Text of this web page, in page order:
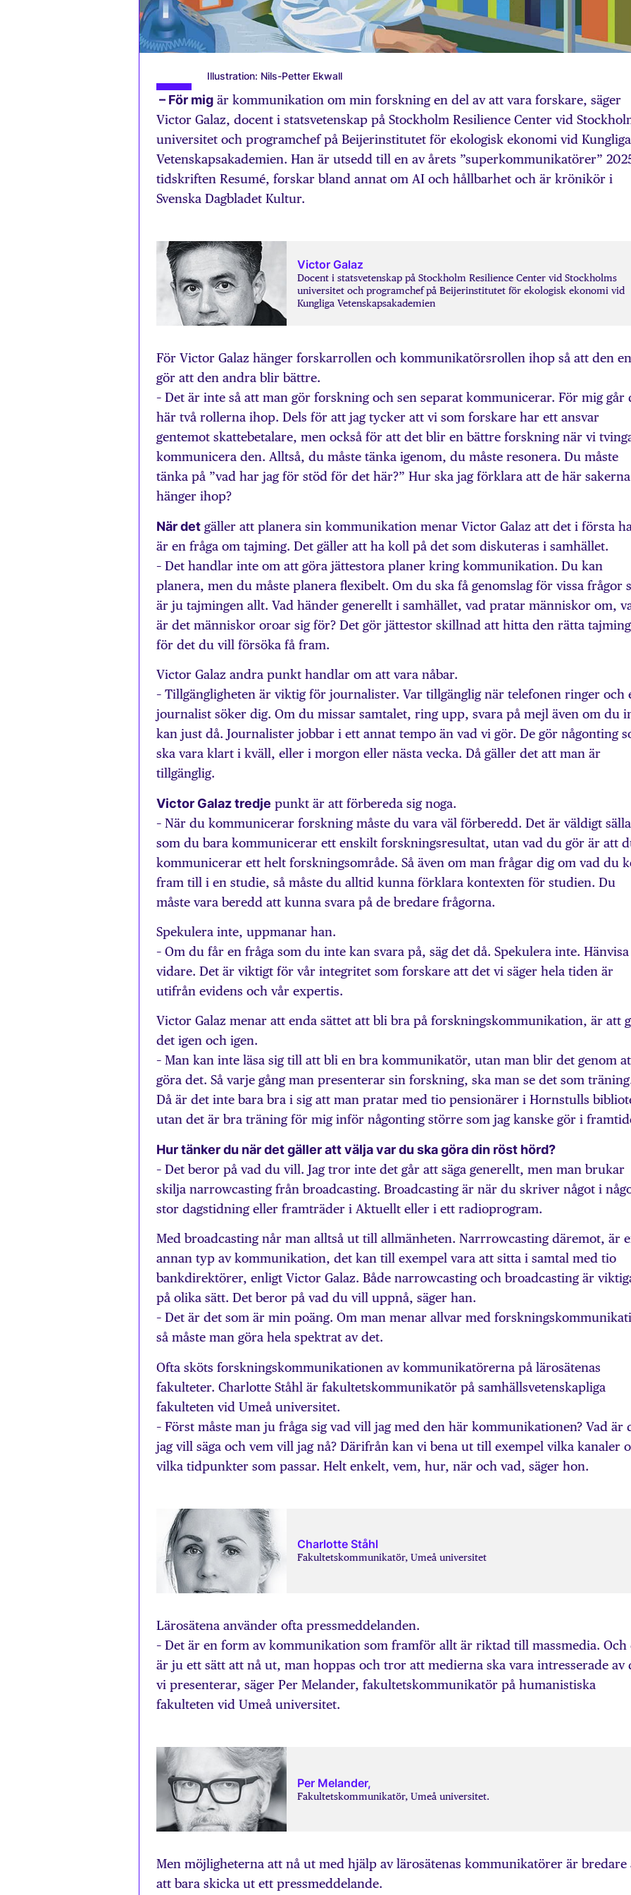
Illustration: Nils-Petter Ekwall
– För mig är kommunikation om min forskning en del av att vara forskare, säger
Victor Galaz, docent i statsvetenskap på Stockholm Resilience Center vid
universitet och programchef på Beijer­institutet för ekologisk ekonomi vid Kungliga
Vetenskapsakademien. Han är utsedd till en av årets ”superkommunikatörer”
tidskriften Resumé, forskar bland annat om AI och hållbarhet och är krönikör i
Svenska Dagbladet Kultur.
Victor Galaz
Docent i statsvetenskap på Stockholm Resilience Center vid Stockholms
universitet och programchef på Beijer­institutet för ekologisk ekonomi vid
Kungliga Vetenskapsakademien
För Victor Galaz hänger forskarrollen och kommunikatörsrollen ihop så att den
gör att den andra blir bättre.
– Det är inte så att man gör forskning och sen separat kommunicerar. För mig går
här två rollerna ihop. Dels för att jag tycker att vi som forskare har ett ansvar
gentemot skattebetalare, men också för att det blir en bättre forskning när vi
kommunicera den. Alltså, du måste tänka igenom, du måste resonera. Du måste
tänka på ”vad har jag för stöd för det här?” Hur ska jag förklara att de här sakerna
hänger ihop?
När det gäller att planera sin kommunikation menar Victor Galaz att det i första
är en fråga om tajming. Det gäller att ha koll på det som diskuteras i samhället.
– Det handlar inte om att göra jättestora planer kring kommunikation. Du kan
planera, men du måste planera flexibelt. Om du ska få genomslag för vissa frågor
är ju tajmingen allt. Vad händer generellt i samhället, vad pratar människor om,
är det människor oroar sig för? Det gör jättestor skillnad att hitta den rätta
för det du vill försöka få fram.
Victor Galaz andra punkt handlar om att vara nåbar.
– Tillgängligheten är viktig för journalister. Var tillgänglig när telefonen ringer och
journalist söker dig. Om du missar samtalet, ring upp, svara på mejl även om du
kan just då. Journalister jobbar i ett annat tempo än vad vi gör. De gör någonting
ska vara klart i kväll, eller i morgon eller nästa vecka. Då gäller det att man är
tillgänglig.
Victor Galaz tredje punkt är att förbereda sig noga.
– När du kommunicerar forskning måste du vara väl förberedd. Det är väldigt
som du bara kommunicerar ett enskilt forskningsresultat, utan vad du gör är att
kommunicerar ett helt forskningsområde. Så även om man frågar dig om vad du
fram till i en studie, så måste du alltid kunna förklara kontexten för studien. Du
måste vara beredd att kunna svara på de bredare frågorna.
Spekulera inte, uppmanar han.
– Om du får en fråga som du inte kan svara på, säg det då. Spekulera inte. Hänvisa
vidare. Det är viktigt för vår integritet som forskare att det vi säger hela tiden är
utifrån evidens och vår expertis.
Victor Galaz menar att enda sättet att bli bra på forskningskommunikation, är att
det igen och igen.
– Man kan inte läsa sig till att bli en bra kommunikatör, utan man blir det genom
göra det. Så varje gång man presenterar sin forskning, ska man se det som
Då är det inte bara bra i sig att man pratar med tio pensionärer i Hornstulls
utan det är bra träning för mig inför någonting större som jag kanske gör i
Hur tänker du när det gäller att välja var du ska göra din röst hörd?
– Det beror på vad du vill. Jag tror inte det går att säga generellt, men man brukar
skilja narrowcasting från broadcasting. Broadcasting är när du skriver något i
stor dagstidning eller framträder i Aktuellt eller i ett radioprogram.
Med broadcasting når man alltså ut till allmänheten. Narrrowcasting däremot, är
annan typ av kommunikation, det kan till exempel vara att sitta i samtal med tio
bankdirektörer, enligt Victor Galaz. Både narrowcasting och broadcasting är
på olika sätt. Det beror på vad du vill uppnå, säger han.
– Det är det som är min poäng. Om man menar allvar med
så måste man göra hela spektrat av det.
Ofta sköts forskningskommunikationen av kommunikatörerna på lärosätenas
fakulteter. Charlotte Ståhl är fakultetskommunikatör på samhällsvetenskapliga
fakulteten vid Umeå universitet.
– Först måste man ju fråga sig vad vill jag med den här kommunikationen? Vad är
jag vill säga och vem vill jag nå? Därifrån kan vi bena ut till exempel vilka kanaler
vilka tidpunkter som passar. Helt enkelt, vem, hur, när och vad, säger hon.
Charlotte Ståhl
Fakultetskommunikatör, Umeå universitet
Lärosätena använder ofta pressmeddelanden.
– Det är en form av kommunikation som framför allt är riktad till massmedia. Och
är ju ett sätt att nå ut, man hoppas och tror att medierna ska vara intresserade av
vi presenterar, säger Per Melander, fakultetskommunikatör på humanistiska
fakulteten vid Umeå universitet.
Per Melander,
Fakultetskommunikatör, Umeå universitet.
Men möjligheterna att nå ut med hjälp av lärosätenas kommunikatörer är bredare
att bara skicka ut ett pressmeddelande.